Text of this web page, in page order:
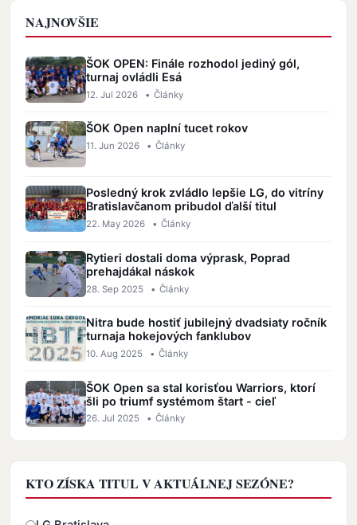
NAJNOVŠIE
ŠOK OPEN: Finále rozhodol jediný gól,
turnaj ovládli Esá
12. Jul 2026 • Články
ŠOK Open naplní tucet rokov
11. Jun 2026 • Články
Posledný krok zvládlo lepšie LG, do vitríny
Bratislavčanom pribudol ďalší titul
22. May 2026 • Články
Rytieri dostali doma výprask, Poprad
prehajdákal náskok
28. Sep 2025 • Články
Nitra bude hostiť jubilejný dvadsiaty ročník
turnaja hokejových fanklubov
10. Aug 2025 • Články
ŠOK Open sa stal korisťou Warriors, ktorí
šli po triumf systémom štart - cieľ
26. Jul 2025 • Články
KTO ZÍSKA TITUL V AKTUÁLNEJ SEZÓNE?